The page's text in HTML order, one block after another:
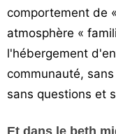
comportement de
atmosphère «
l'hébergement
communauté,
sans questions et
Et dans le beth